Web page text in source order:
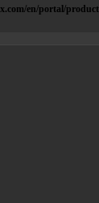
en/portal/product